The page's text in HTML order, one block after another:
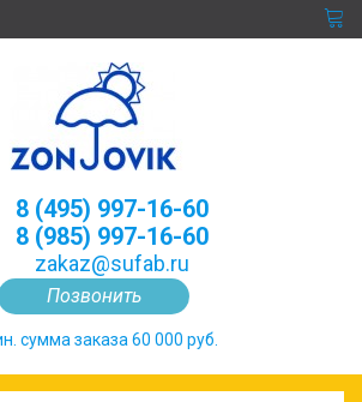
Позвонить
8 (495) 997-16-60
8 (985) 997-16-60
zakaz@sufab.ru
сумма заказа 60 000 руб.